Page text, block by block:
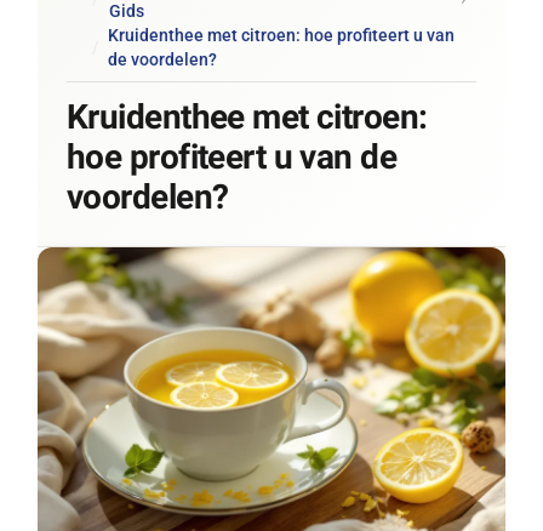
Gids
Kruidenthee met citroen: hoe profiteert u van
de voordelen?
Kruidenthee met citroen:
hoe profiteert u van de
voordelen?